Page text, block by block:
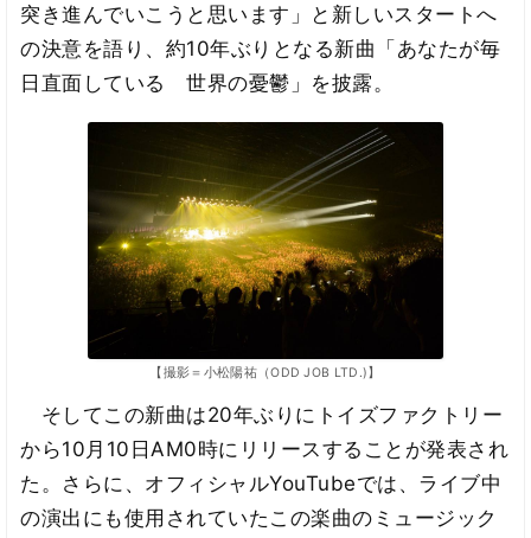
突き進んでいこうと思います」と新しいスタートへ
の決意を語り、約10年ぶりとなる新曲「あなたが毎
日直面している 世界の憂鬱」を披露。
【撮影＝小松陽祐（ODD JOB LTD.)】
そしてこの新曲は20年ぶりにトイズファクトリー
から10月10日AM0時にリリースすることが発表され
た。さらに、オフィシャルYouTubeでは、ライブ中
の演出にも使用されていたこの楽曲のミュージック